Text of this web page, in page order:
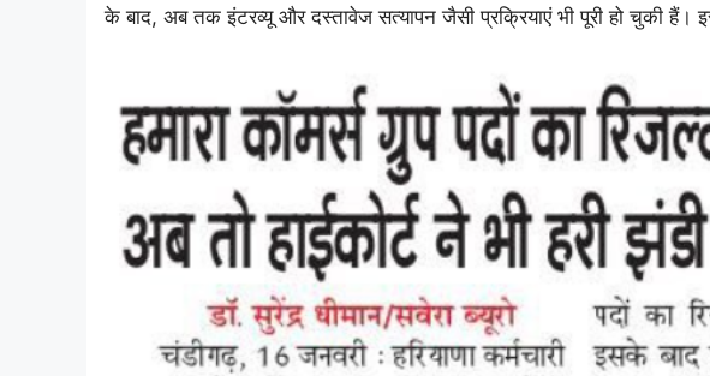
के बाद, अब तक इंटरव्यू और दस्तावेज सत्यापन जैसी प्रक्रियाएं भी पूरी हो चुकी हैं।